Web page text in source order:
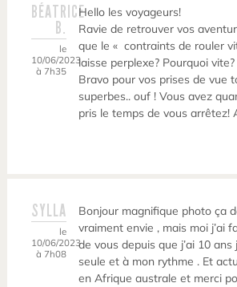
BÉATRICE
B.
le
10/06/2023
à 7h35
Hello les voyageurs!
Ravie de retrouver vos
que le « contraints de rouler
laisse perplexe? Pourquoi vite?
Bravo pour vos prises de vue
superbes.. ouf ! Vous avez
pris le temps de vous arrêtez!
SYLLA
le
10/06/2023
à 7h08
Bonjour magnifique photo ça
vraiment envie , mais moi j’ai
de vous depuis que j’ai 10 ans
seule et à mon rythme . Et
en Afrique australe et merci